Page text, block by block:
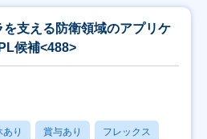
を支える防衛領域のアプリケ
候補<488>
り 賞与あり フレックス